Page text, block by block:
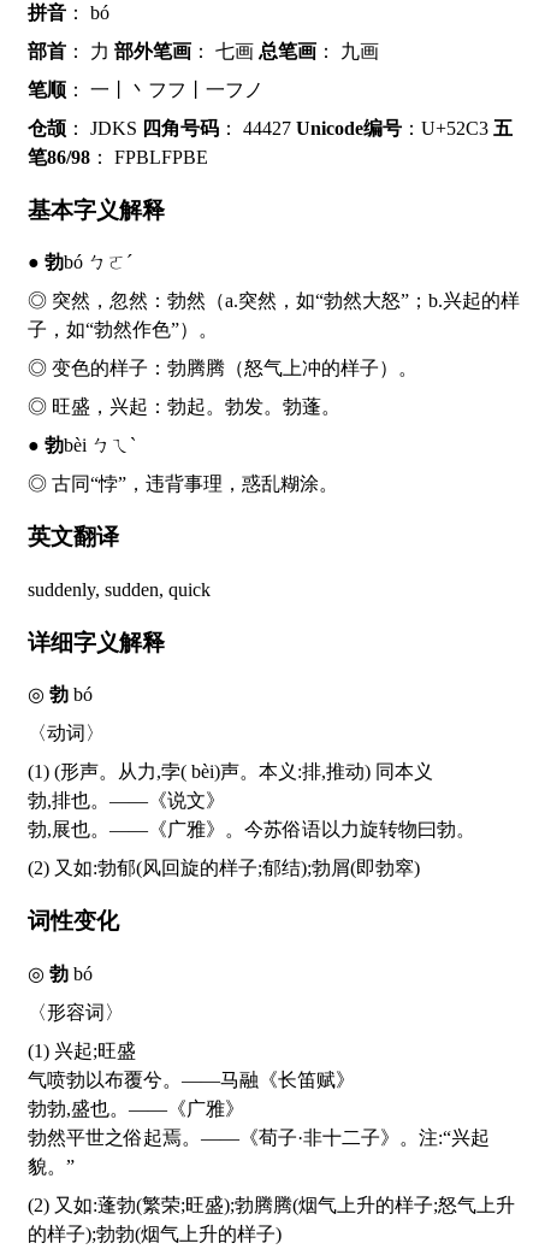
拼音 ： bó
部首 ： 力 部外笔画 ： 七画 总笔画 ： 九画
笔顺 ： 一丨丶フフ丨一フノ
仓颉 ： JDKS 四角号码 ： 44427 Unicode编号 ：U+52C3 五
笔86/98 ： FPBLFPBE
基本字义解释
勃bó ㄅㄛˊ
◎ 突然，忽然： 勃然（a.突然，如“勃然大怒”；b.兴起的样
子，如“勃然作色”）。
◎ 变色的样子： 勃腾腾（怒气上冲的样子）。
◎ 旺盛，兴起： 勃起。 勃发。 勃蓬。
勃bèi ㄅㄟˋ
◎ 古同“悖”，违背事理，惑乱糊涂。
英文翻译
suddenly, sudden, quick
详细字义解释
勃 bó
〈动词〉
(1) (形声。从力,孛( bèi)声。本义:排,推动) 同本义
勃,排也。——《说文》
勃,展也。——《广雅》。今苏俗语以力旋转物曰勃。
(2) 又如:勃郁(风回旋的样子;郁结);勃屑(即勃窣)
词性变化
勃 bó
〈形容词〉
(1) 兴起;旺盛
气喷勃以布覆兮。——马融《长笛赋》
勃勃,盛也。——《广雅》
勃然平世之俗起焉。——《荀子·非十二子》。注:“兴起
貌。”
(2) 又如:蓬勃(繁荣;旺盛);勃腾腾(烟气上升的样子;怒气上升
的样子);勃勃(烟气上升的样子)